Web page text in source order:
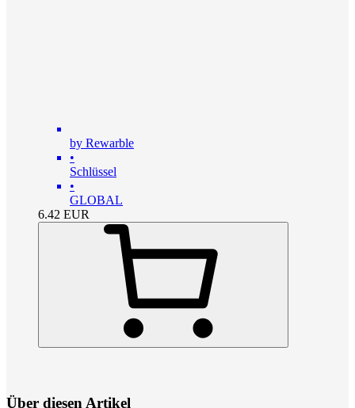
by Rewarble
•
Schlüssel
•
GLOBAL
6.42 EUR
Über diesen Artikel